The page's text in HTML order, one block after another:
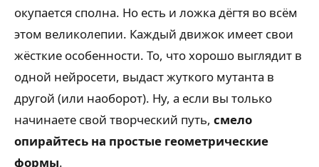
окупается сполна. Но есть и ложка дёгтя во всём
этом великолепии. Каждый движок имеет свои
жёсткие особенности. То, что хорошо выглядит в
одной нейросети, выдаст жуткого мутанта в
другой (или наоборот). Ну, а если вы только
начинаете свой творческий путь, смело
опирайтесь на простые геометрические
формы.